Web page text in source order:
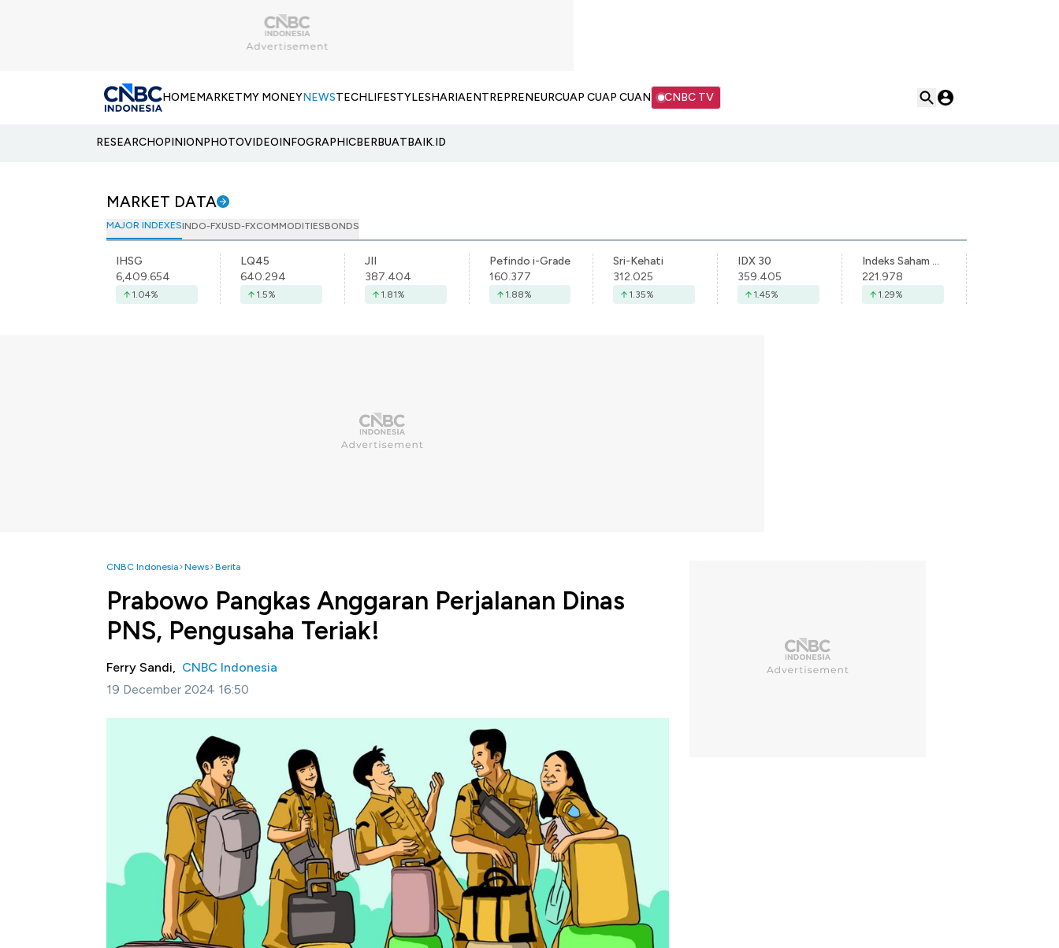
HOMEMARKETMY MONEYNEWSTECHLIFESTYLESHARIAENTREPRENEURCUAP CUAP CUAN CNBC TV
RESEARCHOPINIONPHOTOVIDEOINFOGRAPHICBERBUATBAIK.ID
MARKET DATA
MAJOR INDEXESINDO-FXUSD-FXCOMMODITIESBONDS
IHSG
6,409.654
1.04%
LQ45
640.294
1.5%
JII
387.404
1.81%
Pefindo i-Grade
160.377
1.88%
Sri-Kehati
312.025
1.35%
IDX 30
359.405
1.45%
Indeks Saham Syariah Indonesia
221.978
1.29%
CNBC Indonesia News Berita
Prabowo Pangkas Anggaran Perjalanan Dinas
PNS, Pengusaha Teriak!
Ferry Sandi, CNBC Indonesia
19 December 2024 16:50